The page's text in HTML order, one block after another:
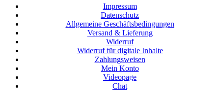
Impressum
Datenschutz
Allgemeine Geschäftsbedingungen
Versand & Lieferung
Widerruf
Widerruf für digitale Inhalte
Zahlungsweisen
Mein Konto
Videopage
Chat